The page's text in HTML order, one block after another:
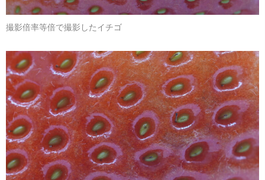
撮影倍率等倍で撮影したイチゴ